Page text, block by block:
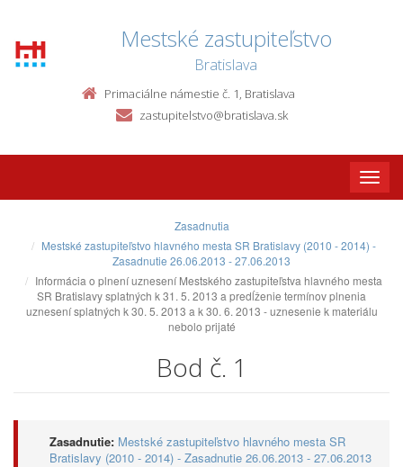
Mestské zastupiteľstvo
Bratislava
Primaciálne námestie č. 1, Bratislava
zastupitelstvo@bratislava.sk
Toggle
Zasadnutia
Mestské zastupiteľstvo hlavného mesta SR Bratislavy (2010 - 2014) -
Zasadnutie 26.06.2013 - 27.06.2013
Informácia o plnení uznesení Mestského zastupiteľstva hlavného mesta
SR Bratislavy splatných k 31. 5. 2013 a predĺženie termínov plnenia
uznesení splatných k 30. 5. 2013 a k 30. 6. 2013 - uznesenie k materiálu
nebolo prijaté
Bod č. 1
Zasadnutie: Mestské zastupiteľstvo hlavného mesta SR
Bratislavy (2010 - 2014) - Zasadnutie 26.06.2013 - 27.06.2013